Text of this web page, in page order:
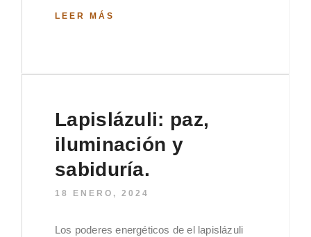
LEER MÁS
Lapislázuli: paz,
iluminación y
sabiduría.
18 ENERO, 2024
Los poderes energéticos de el lapislázuli